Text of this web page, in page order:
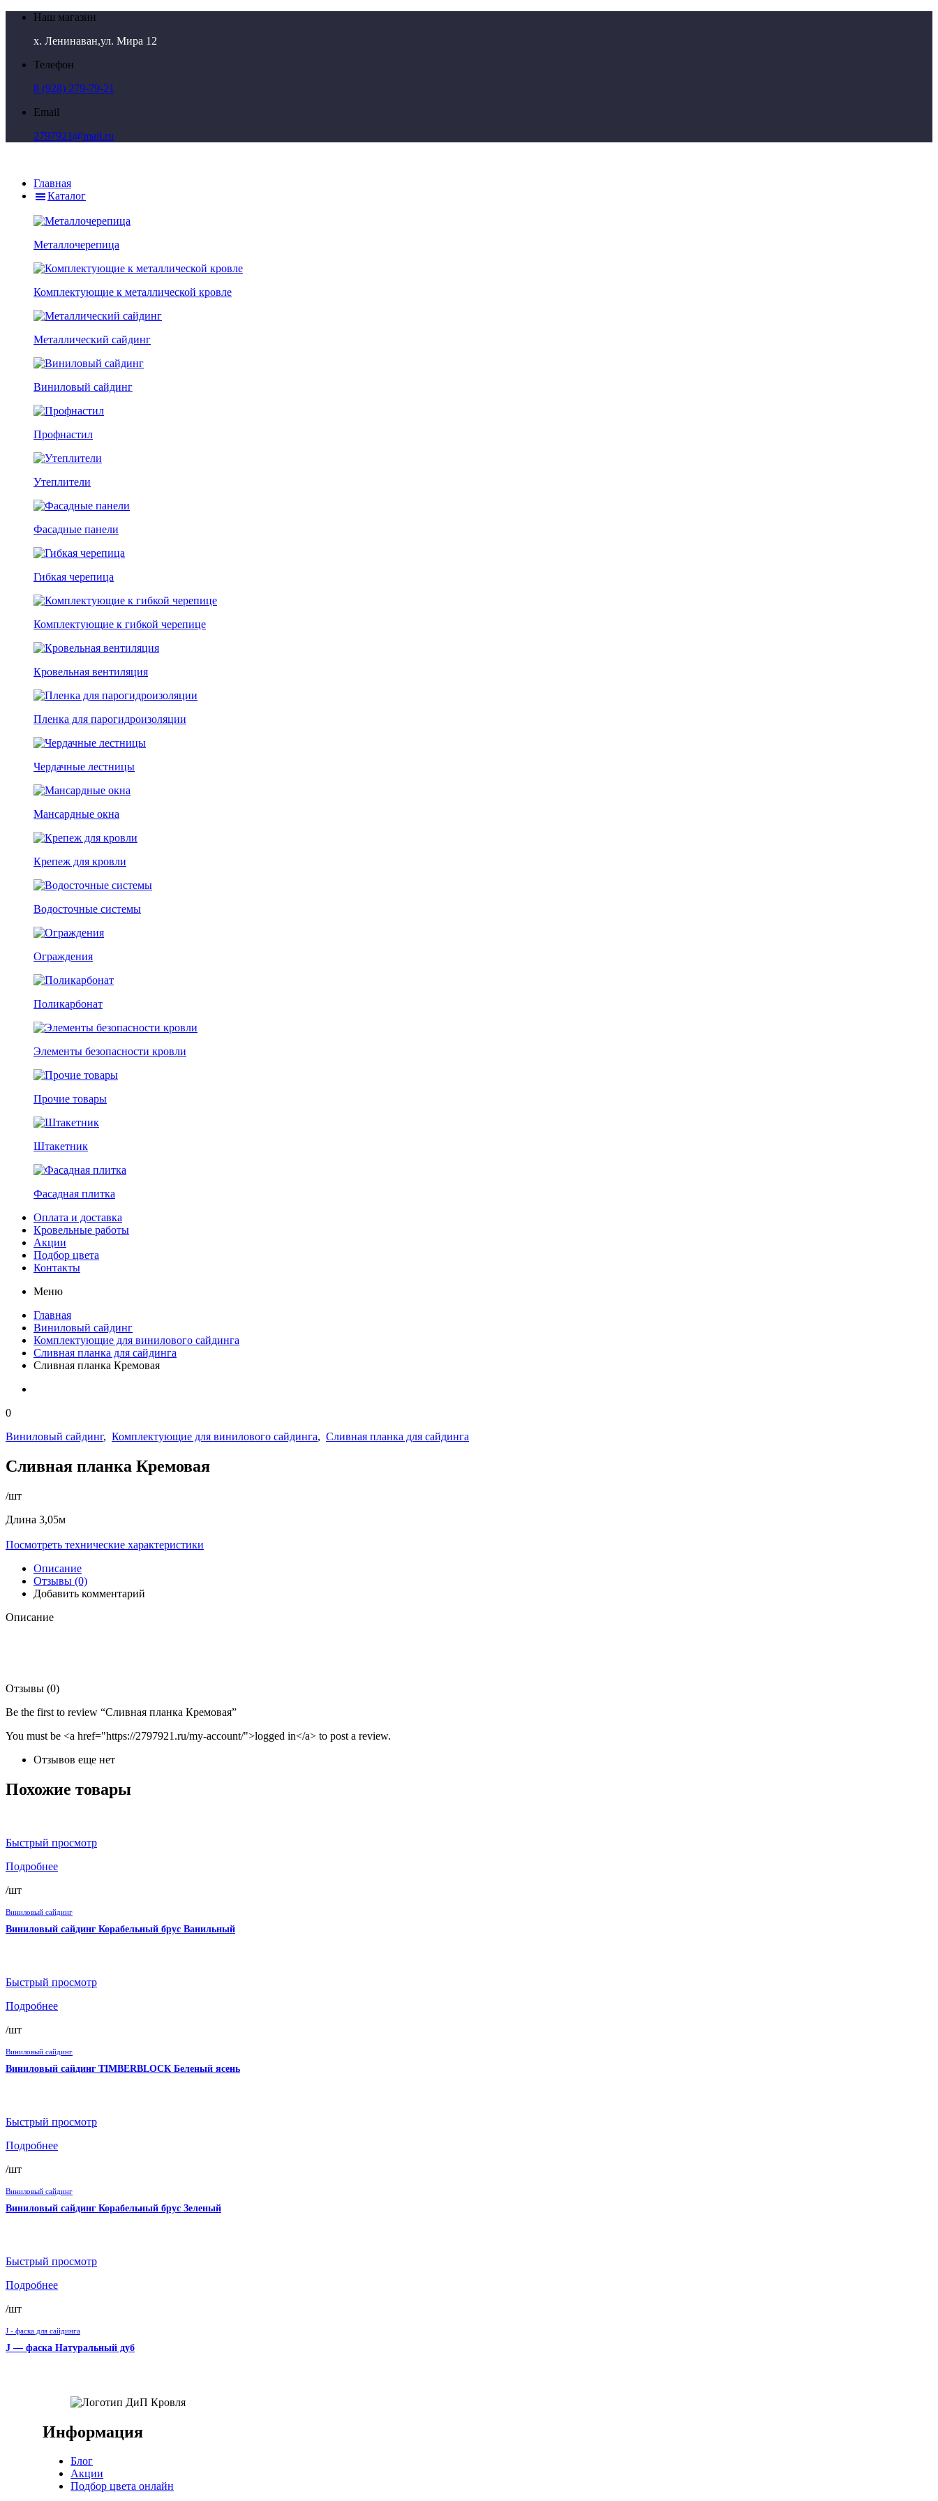
Наш магазин
х. Ленинаван,ул. Мира 12
Телефон
8 (928) 279-79-21
Email
2797921@mail.ru
Главная
Каталог
Металлочерепица
Комплектующие к металлической кровле
Металлический сайдинг
Виниловый сайдинг
Профнастил
Утеплители
Фасадные панели
Гибкая черепица
Комплектующие к гибкой черепице
Кровельная вентиляция
Пленка для парогидроизоляции
Чердачные лестницы
Мансардные окна
Крепеж для кровли
Водосточные системы
Ограждения
Поликарбонат
Элементы безопасности кровли
Прочие товары
Штакетник
Фасадная плитка
Оплата и доставка
Кровельные работы
Акции
Подбор цвета
Контакты
Меню
Главная
Виниловый сайдинг
Комплектующие для винилового сайдинга
Сливная планка для сайдинга
Сливная планка Кремовая
0
Виниловый сайдинг, Комплектующие для винилового сайдинга, Сливная планка для сайдинга
Сливная планка Кремовая
/шт
Длина 3,05м
Посмотреть технические характеристики
Описание
Отзывы (0)
Добавить комментарий
Описание
Отзывы (0)
Be the first to review “Сливная планка Кремовая”
You must be <a href="https://2797921.ru/my-account/">logged in</a> to post a review.
Отзывов еще нет
Похожие товары
Быстрый просмотр
Подробнее
/шт
Виниловый сайдинг
Виниловый сайдинг Корабельный брус Ванильный
Быстрый просмотр
Подробнее
/шт
Виниловый сайдинг
Виниловый сайдинг TIMBERBLOCК Беленый ясень
Быстрый просмотр
Подробнее
/шт
Виниловый сайдинг
Виниловый сайдинг Корабельный брус Зеленый
Быстрый просмотр
Подробнее
/шт
J - фаска для сайдинга
J — фаска Натуральный дуб
Информация
Блог
Акции
Подбор цвета онлайн